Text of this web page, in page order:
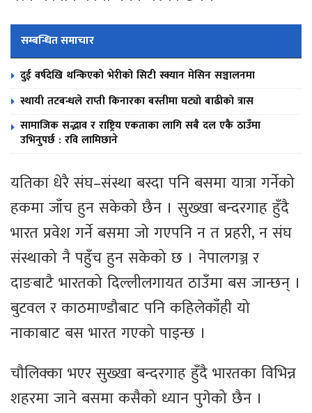
सम्बन्धित समाचार
दुई वर्षदेखि थन्किएको भेरीको सिटी स्क्यान मेसिन सञ्चालनमा
स्थायी तटबन्धले राप्ती किनारका बस्तीमा घट्यो बाढीको त्रास
सामाजिक सद्भाव र राष्ट्रिय एकताका लागि सबै दल एकै ठाउँमा
उभिनुपर्छ : रवि लामिछाने
यतिका धेरै संघ–संस्था बस्दा पनि बसमा यात्रा गर्नेको
हकमा जाँच हुन सकेको छैन । सुख्खा बन्दरगाह हुँदै
भारत प्रवेश गर्ने बसमा जो गएपनि न त प्रहरी, न संघ
संस्थाको नै पहुँच हुन सकेको छ । नेपालगञ्ज र
दाङबाटै भारतको दिल्लीलगायत ठाउँमा बस जान्छन् ।
बुटवल र काठमाण्डौबाट पनि कहिलेकाँही यो
नाकाबाट बस भारत गएको पाइन्छ ।
चौलिक्का भएर सुख्खा बन्दरगाह हुँदै भारतका विभिन्न
शहरमा जाने बसमा कसैको ध्यान पुगेको छैन ।